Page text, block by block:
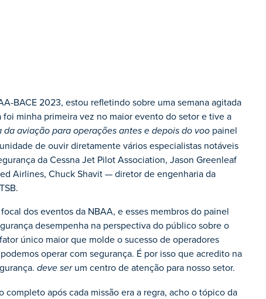
BACE 2023, estou refletindo sobre uma semana agitada
foi minha primeira vez no maior evento do setor e tive a
aviação para operações antes e depois do voopainel
de ouvir diretamente vários especialistas notáveis
da Cessna Jet Pilot Association, Jason Greenleaf
Airlines, Chuck Shavit — diretor de engenharia da
dos eventos da NBAA, e esses membros do painel
desempenha na perspectiva do público sobre o
único maior que molde o sucesso de operadores
operar com segurança. É por isso que acredito na
deve serum centro de atenção para nosso setor.
após cada missão era a regra, acho o tópico da